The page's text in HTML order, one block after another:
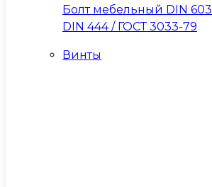
Болт мебельный DIN 603
DIN 444 / ГОСТ 3033-79
Винты